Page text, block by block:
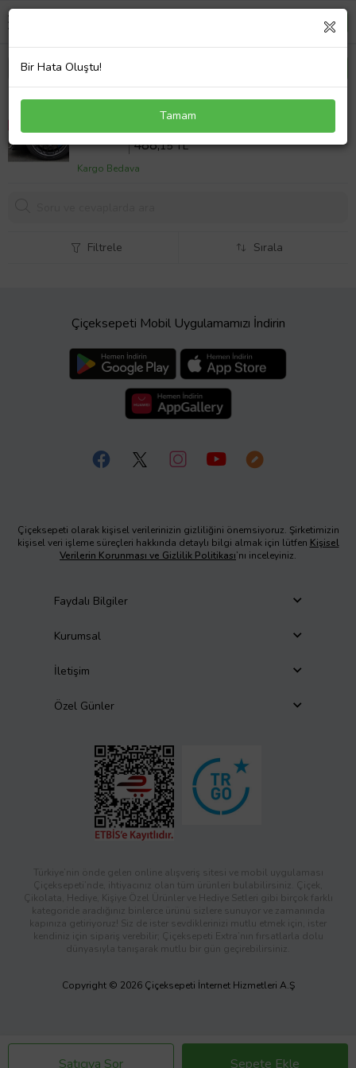
Citroen C4 Picasso Uyumlu Brembo Mavi Kaliper
Kapağı 4 Parça Ön Arka Set (Karışık)
Sepette %18 İndirim
488,15 TL
Kargo Bedava
Satıcıya Sor Sepete Ekle
Filtrele Sırala
Çiçeksepeti Mobil Uygulamamızı İndirin
Çiçeksepeti olarak kişisel verilerinizin gizliliğini önemsiyoruz. Şirketimizin
kişisel veri işleme süreçleri hakkında detaylı bilgi almak için lütfen Kişisel
Verilerin Korunması ve Gizlilik Politikası’nı inceleyiniz.
Faydalı Bilgiler
Kurumsal
İletişim
Özel Günler
Türkiye’nin önde gelen online alışveriş sitesi ve mobil uygulaması
Çiçeksepeti’nde, ihtiyacınız olan tüm ürünleri bulabilirsiniz. Çiçek,
Çikolata, Hediye, Kişiye Özel Ürünler ve Hediye Setleri gibi birçok farklı
kategoride aradığınız binlerce ürünü sizlere sunuyor ve zamanında
kapınıza getiriyoruz! Siz de ister sevdiklerinizi mutlu etmek için, ister
kendiniz için sipariş verebilir; Çiçeksepeti Extra’nın fırsatlarla dolu
dünyasıyla tanışarak mutlu bir gün geçirebilirsiniz.
Copyright © 2026 Çiçeksepeti İnternet Hizmetleri A.Ş
Bir Hata Oluştu!
Tamam